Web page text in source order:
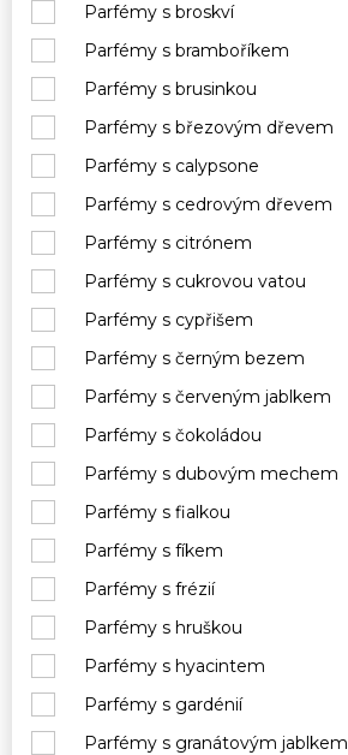
Parfémy s broskví
Parfémy s bramboříkem
Parfémy s brusinkou
Parfémy s březovým dřevem
Parfémy s calypsone
Parfémy s cedrovým dřevem
Parfémy s citrónem
Parfémy s cukrovou vatou
Parfémy s cypřišem
Parfémy s černým bezem
Parfémy s červeným jablkem
Parfémy s čokoládou
Parfémy s dubovým mechem
Parfémy s fialkou
Parfémy s fíkem
Parfémy s frézií
Parfémy s hruškou
Parfémy s hyacintem
Parfémy s gardénií
Parfémy s granátovým jablkem